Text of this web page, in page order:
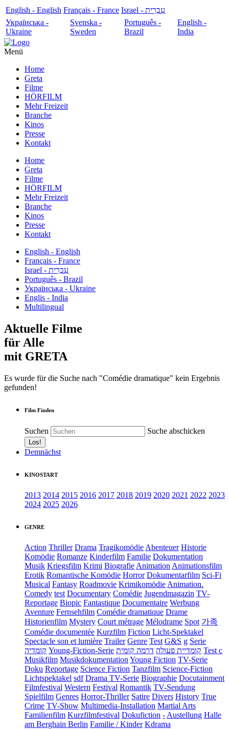
English - English Français - France
עִבְרִית - Israel
Українська -
Ukraine
Svenska -
Sweden
Português -
Brazil
English -
India
Menü
Home
Greta
Filme
HÖRFILM
Mehr Freizeit
Branche
Kinos
Presse
Kontakt
Home
Greta
Filme
HÖRFILM
Mehr Freizeit
Branche
Kinos
Presse
Kontakt
English - English
Français - France
עִבְרִית - Israel
Português - Brazil
Українська - Ukraine
Englis - India
Multilingual
Aktuelle Filme
für Alle
mit GRETA
Es wurde für die Suche nach "Comédie dramatique" kein Ergebnis
gefunden!
Film Finden
Suchen Suche abschicken
Demnächst
KINOSTART
2013 2014 2015 2016 2017 2018 2019 2020 2021 2022 2023
2024 2025 2026
GENRE
Action Thriller Drama Tragikomödie Abenteuer Historie
Komödie Romanze Kinderfilm Familie Dokumentation
Musik Kriegsfilm Krimi Biografie Animation Animationsfilm
Erotik Romantische Komödie Horror Dokumentarfilm Sci-Fi
Musical Fantasy Roadmovie Krimikomödie Animation.
Comedy test Documentary Comédie Jugendmagazin TV-
Reportage Biopic Fantastique Documentaire Werbung
Aventure Fernsehfilm Comédie dramatique Drame
Historienfilm Mystery Court métrage Mélodrame Spot 가족
Comédie documentée Kurzfilm Fiction Licht-Spektakel
Spectacle son et lumière Trailer Genre Test G&S g Serie
קומדיה Young-Fiction-Serie קומדיית פעולה דרמה קומית
Test c
Musikfilm Musikdokumentation Young Fiction TV-Serie
Doku Reportage Science Fiction Tanzfilm Science-Fiction
Lichtspektakel sdf Drama TV-Serie Biographie Docutainment
Filmfestival Western Festival Romantik TV-Sendung
Spielfilm Genres Horror-Thriller Satire Divers History True
Crime TV-Show Multimedia-Installation Martial Arts
Familienfilm Kurzfilmfestival Dokufiction - Austellung Halle
am Berghain Berlin Familie / Kinder Kdrama